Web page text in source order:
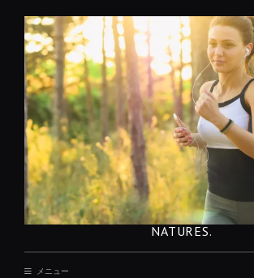
NATURES.
メニュー